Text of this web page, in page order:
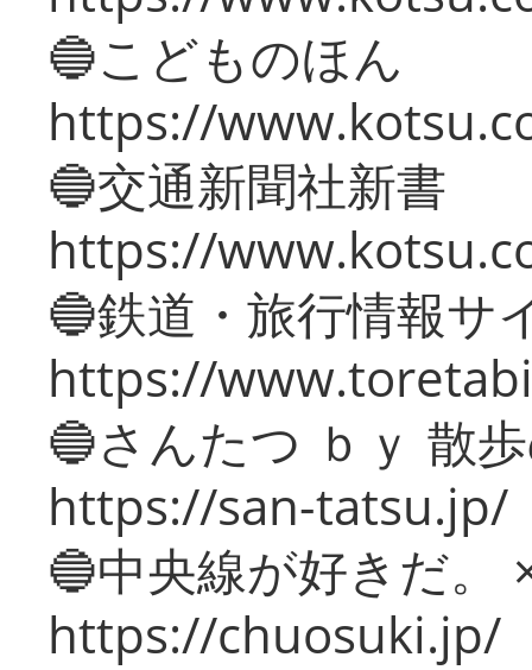
🔵こどものほん
https://
🔵交通新聞社新書
https://
🔵鉄道・旅行情報サ
https://
🔵さんたつ ｂｙ 散
https://san-tatsu.jp/
🔵中央線が好きだ。
https://chuosuki.jp/